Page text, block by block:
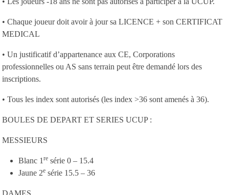
• Chaque joueur doit avoir à jour sa LICENCE + son CERTIFICAT
MEDICAL
• Un justificatif d’appartenance aux CE, Corporations
professionnelles ou AS sans terrain peut être demandé lors des
inscriptions.
• Tous les index sont autorisés (les index >36 sont amenés à 36).
BOULES DE DEPART ET SERIES UCUP :
MESSIEURS
Blanc 1 re série 0 – 15.4
Jaune 2e série 15.5 – 36
DAMES